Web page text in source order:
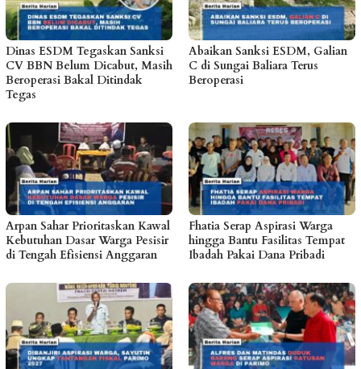
Dinas ESDM Tegaskan Sanksi
CV BBN Belum Dicabut, Masih
Beroperasi Bakal Ditindak
Tegas
Abaikan Sanksi ESDM, Galian
C di Sungai Baliara Terus
Beroperasi
Arpan Sahar Prioritaskan Kawal
Kebutuhan Dasar Warga Pesisir
di Tengah Efisiensi Anggaran
Fhatia Serap Aspirasi Warga
hingga Bantu Fasilitas Tempat
Ibadah Pakai Dana Pribadi